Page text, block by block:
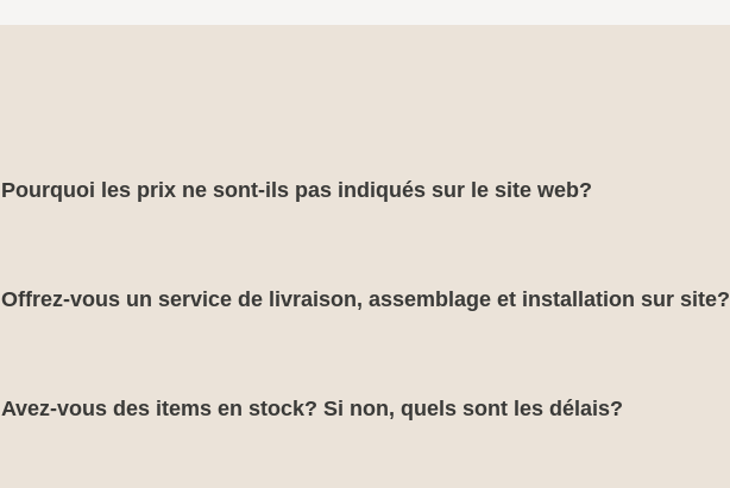
Pourquoi les prix ne sont-ils pas indiqués sur le site web?
Offrez-vous un service de livraison, assemblage et installation sur site?
Avez-vous des items en stock? Si non, quels sont les délais?